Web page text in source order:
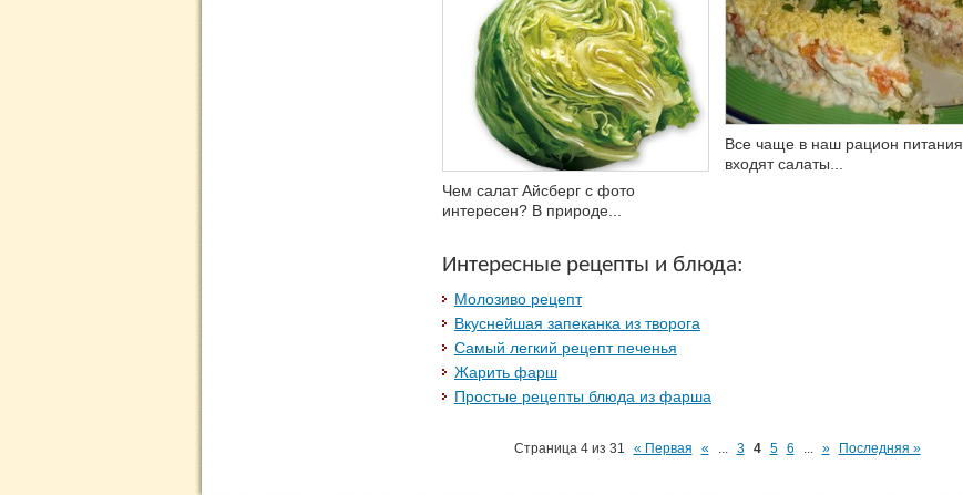
Чем салат Айсберг с фото
интересен? В природе...
Все чаще в наш рацион питания
входят салаты...
Интересные рецепты и блюда:
Молозиво рецепт
Вкуснейшая запеканка из творога
Самый легкий рецепт печенья
Жарить фарш
Простые рецепты блюда из фарша
Страница 4 из 31 « Первая « ... 3 4 5 6 ... » Последняя »